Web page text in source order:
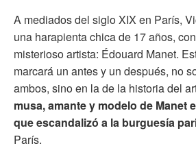
A mediados del siglo XIX en París,
una harapienta chica de 17 años,
misterioso artista: Édouard Manet.
marcará un antes y un después, no
ambos, sino en la de la historia del
musa, amante y modelo de Manet
que escandalizó a la burguesía
París.